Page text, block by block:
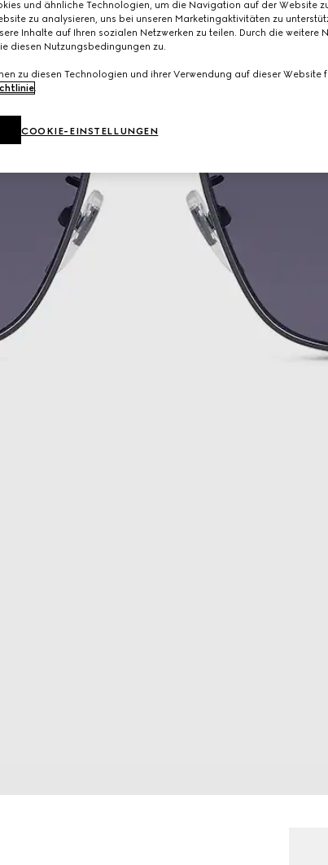
und ähnliche Technologien, um die Navigation auf der Website
zu analysieren, uns bei unseren Marketingaktivitäten zu
Inhalte auf Ihren sozialen Netzwerken zu teilen. Durch die weitere
diesen Nutzungsbedingungen zu.
zu diesen Technologien und ihrer Verwendung auf dieser Website
COOKIE-EINSTELLUNGEN